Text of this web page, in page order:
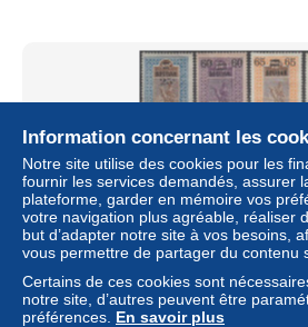
SOUDAN FRANCAIS * - 42/52,
Information concernant les
Notre site utilise des cookies pour les
fournir les services demandés, assurer
plateforme, garder en mémoire vos
votre navigation plus agréable, réaliser
but d’adapter notre site à vos besoins,
vous permettre de partager du contenu
Certains de ces cookies sont
notre site, d’autres peuvent être
préférences. En savoir plus